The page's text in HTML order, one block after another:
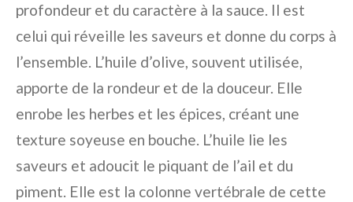
profondeur et du caractère à la sauce. Il est
celui qui réveille les saveurs et donne du corps à
l’ensemble. L’huile d’olive, souvent utilisée,
apporte de la rondeur et de la douceur. Elle
enrobe les herbes et les épices, créant une
texture soyeuse en bouche. L’huile lie les
saveurs et adoucit le piquant de l’ail et du
piment. Elle est la colonne vertébrale de cette